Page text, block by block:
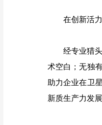
在创新活
经专业猎
术空白；无独
助力企业在卫
新质生产力发